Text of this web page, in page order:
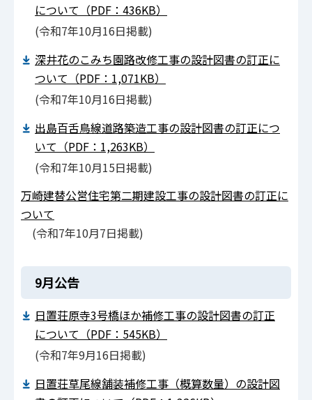
について（PDF：436KB）
(令和7年10月16日掲載)
深井花のこみち園路改修工事の設計図書の訂正に
ついて（PDF：1,071KB）
(令和7年10月16日掲載)
出島百舌鳥線道路築造工事の設計図書の訂正につ
いて（PDF：1,263KB）
(令和7年10月15日掲載)
万崎建替公営住宅第二期建設工事の設計図書の訂正に
ついて
(令和7年10月7日掲載)
9月公告
日置荘原寺3号橋ほか補修工事の設計図書の訂正
について（PDF：545KB）
(令和7年9⽉16⽇掲載)
日置荘草尾線舗装補修工事（概算数量）の設計図